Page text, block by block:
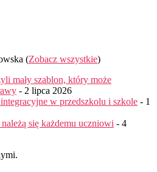
(Zobacz wszystkie)
mały szablon, który może
- 2 lipca 2026
w przedszkolu i szkole - 1
się każdemu uczniowi - 4